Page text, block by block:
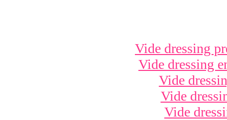
Vide dressing
Vide dressing
Vide
Vide
Vide